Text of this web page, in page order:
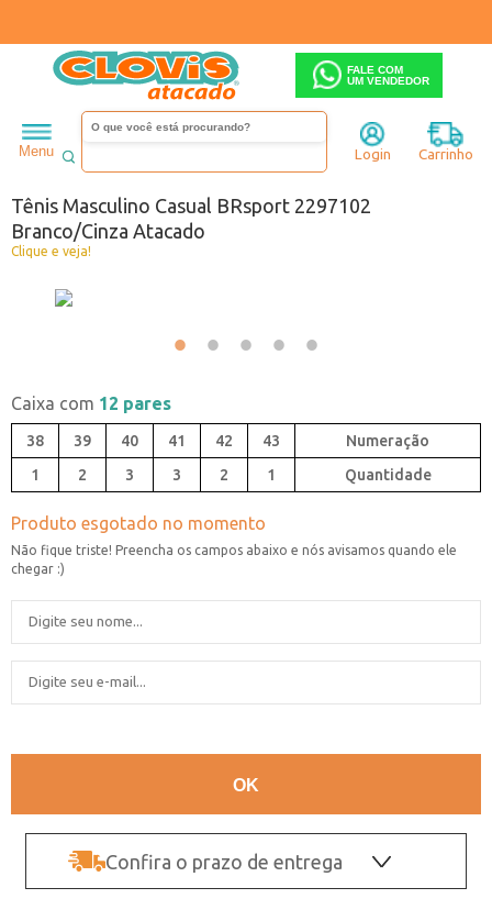
FALE COM
UM VENDEDOR
Menu Login Carrinho
Masculino Tênis
Tênis Masculino Casual BRsport 2297102
Branco/Cinza Atacado
Clique e veja!
Caixa com 12 pares
38 39 40 41 42
43
1
2 3 3 2 1 Quantidade
Confira o prazo de entrega